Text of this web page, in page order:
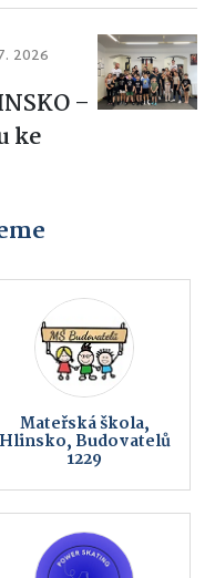
2026
–
ke
Mateřská škola,
Hlinsko, Budovatelů
1229